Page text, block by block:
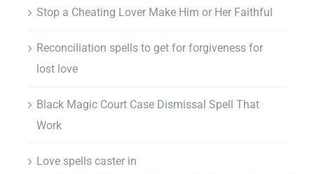
Stop a Cheating Lover Make Him or Her Faithful
Reconciliation spells to get for forgiveness for
lost love
Black Magic Court Case Dismissal Spell That
Work
Love spells caster in